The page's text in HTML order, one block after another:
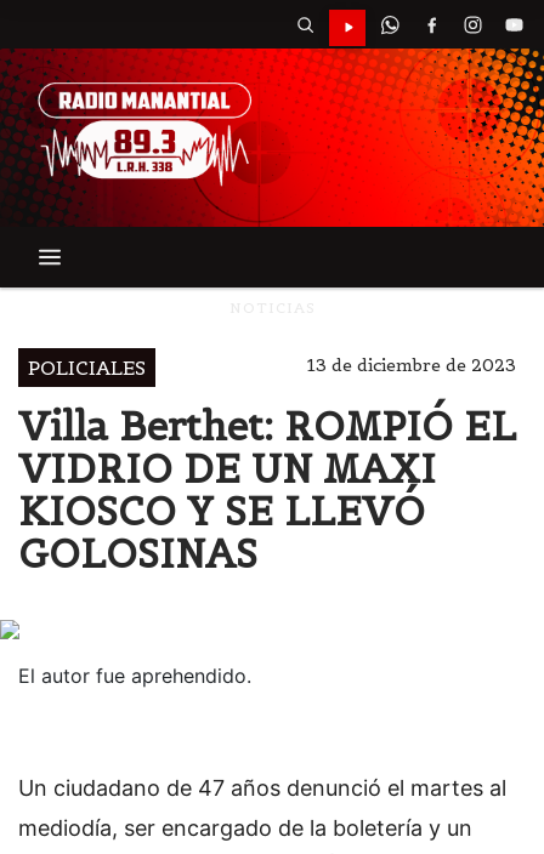
POLICIALES 13 de diciembre de 2023
Villa Berthet: ROMPIÓ EL
VIDRIO DE UN MAXI
KIOSCO Y SE LLEVÓ
GOLOSINAS
El autor fue aprehendido.
Un ciudadano de 47 años denunció el martes al
mediodía, ser encargado de la boletería y un